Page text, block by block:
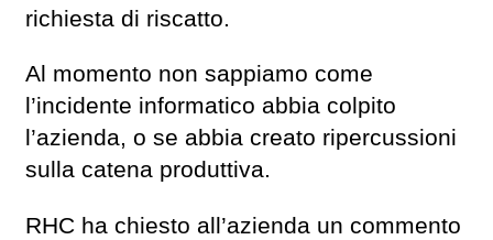
richiesta di riscatto.
Al momento non sappiamo come
l’incidente informatico abbia colpito
l’azienda, o se abbia creato ripercussioni
sulla catena produttiva.
RHC ha chiesto all’azienda un commento